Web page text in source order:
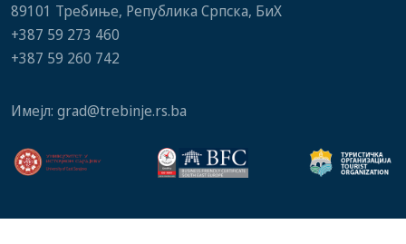
89101 Требиње, Република Српска, БиХ
+387 59 273 460
+387 59 260 742
Имејл: grad@trebinje.rs.ba